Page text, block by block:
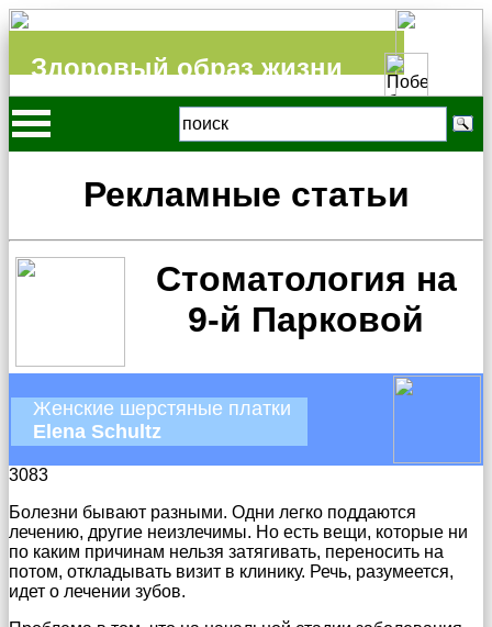
Здоровый образ жизни
Рекламные статьи
Стоматология на
9-й Парковой
Женские шерстяные платки
Elena Schultz
3083
Болезни бывают разными. Одни легко поддаются
лечению, другие неизлечимы. Но есть вещи, которые ни
по каким причинам нельзя затягивать, переносить на
потом, откладывать визит в клинику. Речь, разумеется,
идет о лечении зубов.